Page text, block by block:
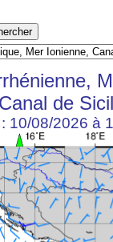
de
10/08/2026 à